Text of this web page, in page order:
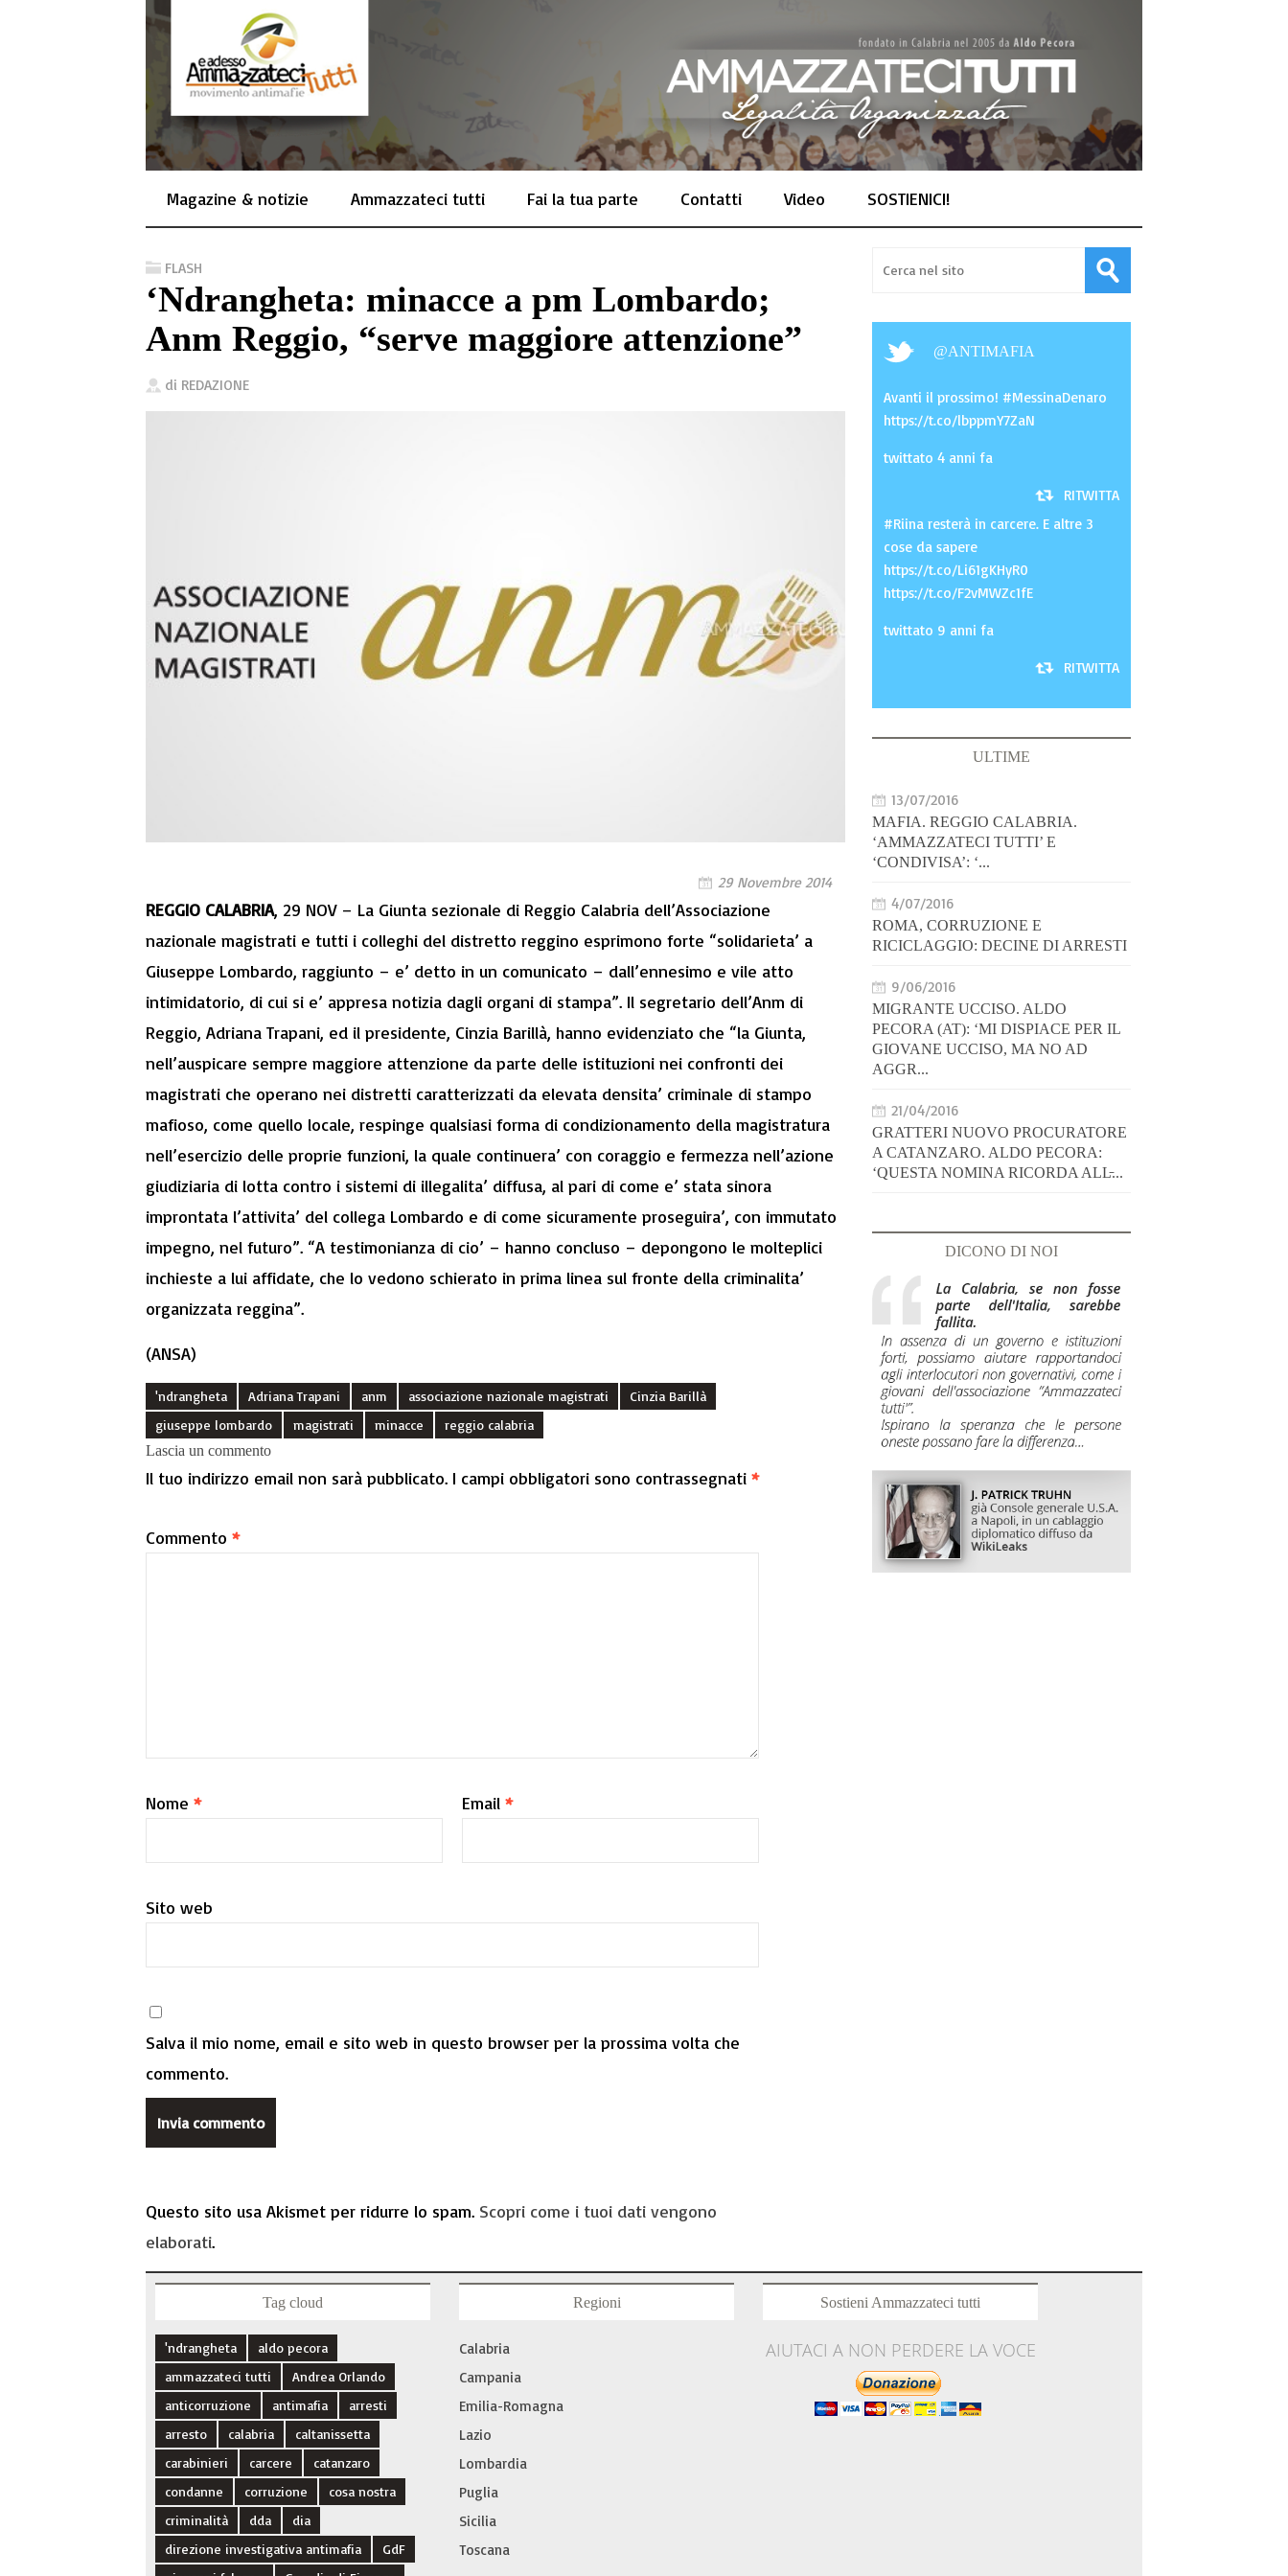
Magazine & notizie Ammazzateci tutti Fai la tua parte Contatti Video SOSTIENICI!
FLASH
‘Ndrangheta: minacce a pm Lombardo;
Anm Reggio, “serve maggiore attenzione”
di REDAZIONE
29 Novembre 2014
REGGIO CALABRIA, 29 NOV – La Giunta sezionale di Reggio Calabria dell’Associazione
nazionale magistrati e tutti i colleghi del distretto reggino esprimono forte “solidarieta’ a
Giuseppe Lombardo, raggiunto – e’ detto in un comunicato – dall’ennesimo e vile atto
intimidatorio, di cui si e’ appresa notizia dagli organi di stampa”. Il segretario dell’Anm di
Reggio, Adriana Trapani, ed il presidente, Cinzia Barillà, hanno evidenziato che “la Giunta,
nell’auspicare sempre maggiore attenzione da parte delle istituzioni nei confronti dei
magistrati che operano nei distretti caratterizzati da elevata densita’ criminale di stampo
mafioso, come quello locale, respinge qualsiasi forma di condizionamento della magistratura
nell’esercizio delle proprie funzioni, la quale continuera’ con coraggio e fermezza nell’azione
giudiziaria di lotta contro i sistemi di illegalita’ diffusa, al pari di come e’ stata sinora
improntata l’attivita’ del collega Lombardo e di come sicuramente proseguira’, con immutato
impegno, nel futuro”. “A testimonianza di cio’ – hanno concluso – depongono le molteplici
inchieste a lui affidate, che lo vedono schierato in prima linea sul fronte della criminalita’
organizzata reggina”.
(ANSA)
'ndrangheta Adriana Trapani anm associazione nazionale magistrati
Cinzia Barillà
giuseppe lombardo
magistrati minacce
reggio calabria
Lascia un commento
Il tuo indirizzo email non sarà pubblicato. I campi obbligatori sono contrassegnati *
Commento *
Nome * Email *
Sito web
Salva il mio nome, email e sito web in questo browser per la prossima volta che
commento.
Questo sito usa Akismet per ridurre lo spam. Scopri come i tuoi dati vengono
elaborati.
@ANTIMAFIA
Avanti il prossimo! #MessinaDenaro
https://t.co/lbppmY7ZaN
twittato 4 anni fa
RITWITTA
#Riina resterà in carcere. E altre 3
cose da sapere
https://t.co/Li61gKHyR0
https://t.co/F2vMWZc1fE
twittato 9 anni fa
RITWITTA
ULTIME
13/07/2016
MAFIA. REGGIO CALABRIA.
‘AMMAZZATECI TUTTI’ E
‘CONDIVISA’: ‘...
4/07/2016
ROMA, CORRUZIONE E
RICICLAGGIO: DECINE DI ARRESTI
9/06/2016
MIGRANTE UCCISO. ALDO
PECORA (AT): ‘MI DISPIACE PER IL
GIOVANE UCCISO, MA NO AD
AGGR...
21/04/2016
GRATTERI NUOVO PROCURATORE
A CATANZARO. ALDO PECORA:
‘QUESTA NOMINA RICORDA ALL̵...
DICONO DI NOI
Tag cloud
'ndrangheta
aldo pecora
ammazzateci tutti
Andrea Orlando
anticorruzione
antimafia
arresti
arresto
calabria
caltanissetta
carabinieri
carcere
catanzaro
condanne
corruzione
cosa nostra
criminalità
dda
dia
direzione investigativa antimafia
GdF
Regioni
Calabria
Campania
Emilia-Romagna
Lazio
Lombardia
Puglia
Sicilia
Toscana
Sostieni Ammazzateci tutti
AIUTACI A NON PERDERE LA VOCE